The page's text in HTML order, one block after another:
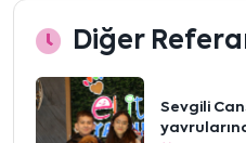
Diğer
Sevgili